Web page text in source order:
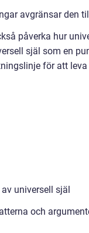
avgränsar den
påverka hur
själ som en
för att
universell själ
och